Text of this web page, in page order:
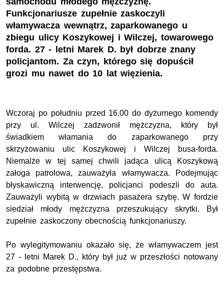
Funkcjonariusze zupełnie zaskoczyli
włamywacza wewnątrz, zaparkowanego u
zbiegu ulicy Koszykowej i Wilczej, towarowego
forda. 27 - letni Marek D. był dobrze znany
policjantom. Za czyn, którego się dopuścił
grozi mu nawet do 10 lat więzienia.
Wczoraj po południu przed 16.00 do dyżurnego komendy
przy ul. Wilczej zadzwonił mężczyzna, który był
świadkiem włamania do zaparkowanego przy
skrzyżowaniu ulic Koszykowej i Wilczej busa-forda.
Niemalże w tej samej chwili jadąca ulicą Koszykową
załoga patrolowa, zauważyła włamywacza. Podejmując
błyskawiczną interwencję, policjanci podeszli do auta.
Zauważyli wybitą w drzwiach pasażera szybę. W fordzie
siedział młody mężczyzna przeszukujący skrytki. Był
zupełnie zaskoczony obecnością funkcjonariuszy.
Po wylegitymowaniu okazało się, że włamywaczem jest
27 - letni Marek D., który był już w przeszłości notowany
za podobne przestępstwa.